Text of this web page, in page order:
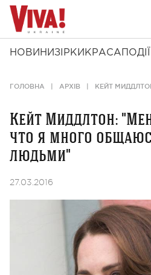
НОВИНИ ЗІРКИ КРАСА ПОДІЇ
ГОЛОВНА АРХІВ КЕЙТ
Кейт Миддлтон:
что я много
людьми"
27.03.2016